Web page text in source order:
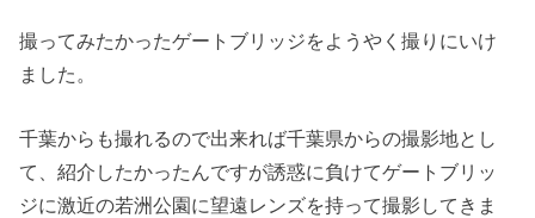
撮ってみたかったゲートブリッジをようやく撮りにいけ
ました。
千葉からも撮れるので出来れば千葉県からの撮影地とし
て、紹介したかったんですが誘惑に負けてゲートブリッ
ジに激近の若洲公園に望遠レンズを持って撮影してきま